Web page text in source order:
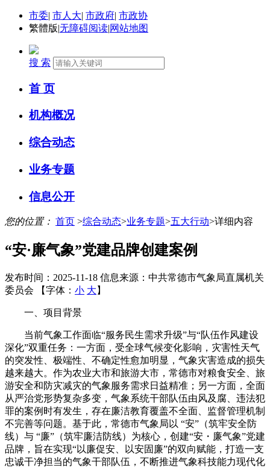
市委| 市人大| 市政府| 市政协
繁體版|无障碍阅读|网站地图
搜 索
首 页
机构概况
综合动态
业务专题
信息公开
您的位置： 首页 >综合动态>业务专题>五大行动>详细内容
“安·廉气象”党建品牌创建案例
发布时间：2025-11-18 信息来源：中共常德市气象局直属机关
委员会
【字体： 小 大 】
一、项目背景
当前气象工作面临“服务民生需求升级”与“队伍作风建设
深化”双重任务：一方面，受全球气候变化影响，灾害性天气
的突发性、极端性、不确定性愈加明显，气象灾害造成的损失
越来越大。作为农业大市和旅游大市，常德市对粮食安全、旅
游安全和防灾减灾的气象服务需求日益精准；另一方面，全面
从严治党形势复杂多变，气象系统干部队伍由风及腐、违法犯
罪的案例时有发生，存在廉洁教育覆盖不全面、监督管理机制
不完善等问题。基于此，常德市气象局以 “安”（筑牢安全防
线）与 “廉”（筑牢廉洁防线）为核心，创建“安・廉气象”党建
品牌，旨在实现“以廉促安、以安固廉”的双向赋能，打造一支
忠诚干净担当的气象干部队伍，不断推进气象科技能力现代化